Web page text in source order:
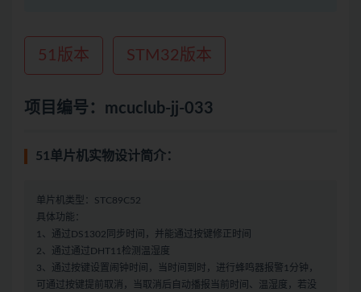
51版本 STM32版本
项目编号：mcuclub-jj-033
51单片机实物设计简介：
单片机类型：STC89C52
具体功能：
1、通过DS1302同步时间，并能通过按键修正时间
2、通过通过DHT11检测温湿度
3、通过按键设置闹钟时间，当时间到时，进行蜂鸣器报警1分钟，
可通过按键提前取消，当取消后自动播报当前时间、温湿度，若没